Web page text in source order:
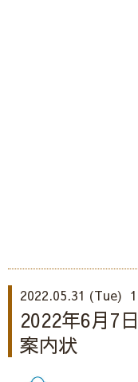
2022.05.31 (Tue)
2022年6月7
案内状